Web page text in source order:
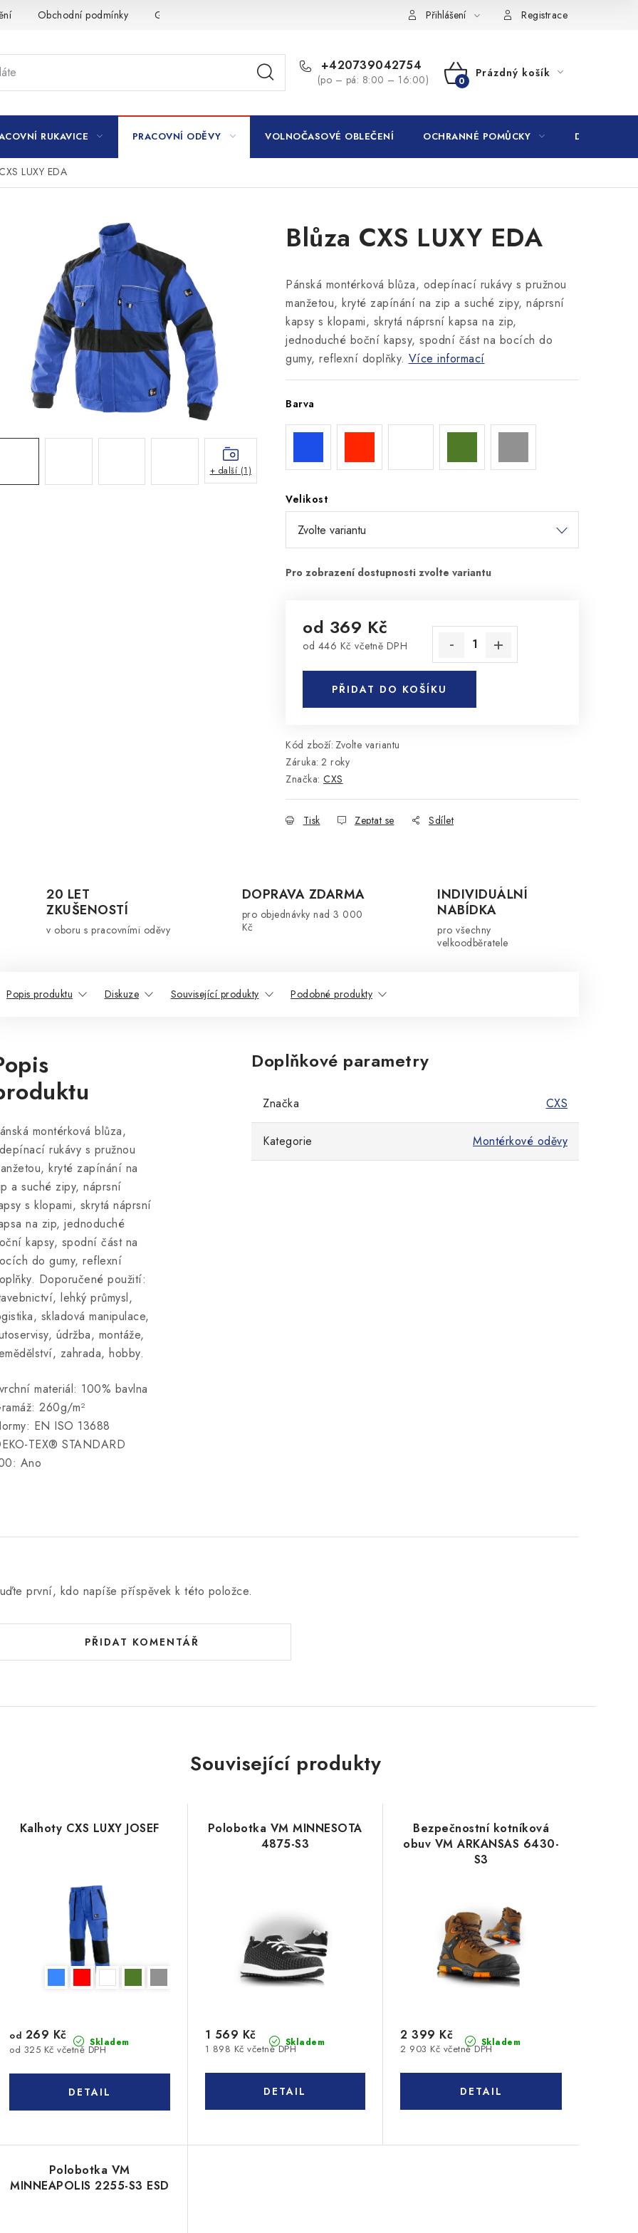
Obchodní podmínky GDPR Přihlášení Registrace
+420739042754
(po – pá: 8:00 – 16:00)
NÁKUPNÍ
Prázdný košík
RUKAVICE PRACOVNÍ ODĚVY VOLNOČASOVÉ OBLEČENÍ OCHRANNÉ POMŮCKY DROGERIE
LUXY EDA
Blůza CXS LUXY EDA
Pánská montérková blůza, odepínací rukávy s pružnou
manžetou, kryté zapínání na zip a suché zipy, náprsní
kapsy s klopami, skrytá náprsní kapsa na zip,
jednoduché boční kapsy, spodní část na bocích do
gumy, reflexní doplňky. Více informací
Barva
Velikost
od 369 Kč
od 446 Kč včetně DPH
PŘIDAT DO KOŠÍKU
Kód zboží: Zvolte variantu
Záruka: 2 roky
Značka: CXS
Tisk Zeptat se Sdílet
+ další (1)
20 LET
ZKUŠENOSTÍ
v oboru s pracovními oděvy
DOPRAVA ZDARMA
pro objednávky nad 3 000
Kč
INDIVIDUÁLNÍ
NABÍDKA
pro všechny
velkoodběratele
Popis produktu Diskuze Související produkty Podobné produkty
montérková blůza,
rukávy s pružnou
kryté zapínání na
a suché zipy, náprsní
s klopami, skrytá náprsní
na zip, jednoduché
kapsy, spodní část na
do gumy, reflexní
Doporučené použití:
lehký průmysl,
skladová manipulace,
údržba, montáže,
zahrada, hobby.
materiál: 100% bavlna
260g/m²
EN ISO 13688
TEX® STANDARD
Ano
Doplňkové parametry
Značka CXS
Kategorie Montérkové oděvy
první, kdo napíše příspěvek k této položce.
PŘIDAT KOMENTÁŘ
Související produkty
Kalhoty CXS LUXY JOSEF
Skladem
od 325 Kč včetně DPH
od 269 Kč
Polobotka VM MINNESOTA
4875-S3
Skladem
1 898 Kč včetně DPH
1 569 Kč
Bezpečnostní kotníková
obuv VM ARKANSAS 6430-
S3
Skladem
2 903 Kč včetně DPH
2 399 Kč
Polobotka VM
MINNEAPOLIS 2255-S3 ESD